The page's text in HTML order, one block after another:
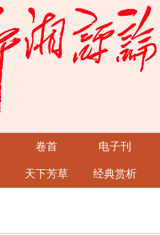
卷首 电子刊
天下芳草 经典赏析